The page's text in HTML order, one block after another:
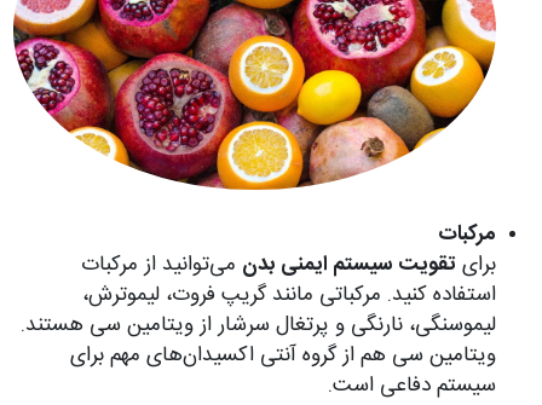
مرکبات
برایتقویت سیستم ایمنی بدن می‌توانید از مرکبات
استفاده کنید. مرکباتی مانند گریپ فروت، لیموترش،
لیموسنگی، نارنگی و پرتغال سرشار از ویتامین سی هستند.
ویتامین سی هم از گروه آنتی اکسیدان‌های مهم برای
سیستم دفاعی است.